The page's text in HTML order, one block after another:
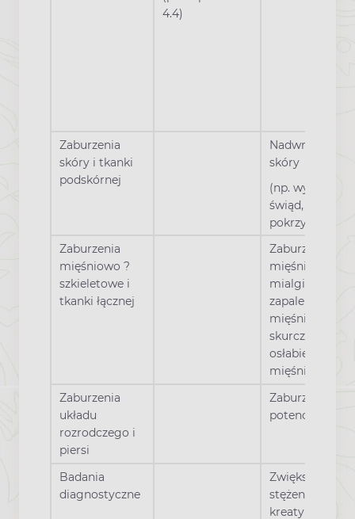
4.4)
Zaburzenia
skóry i tkanki
podskórnej
Nadwrażliwość
skóry
(np. wysypka,
świąd,
pokrzywka)
Zaburzenia
mięśniowo ?
szkieletowe i
tkanki łącznej
Zaburzenia
mięśni (np.
mialgie,
zapalenie
mięśni,
skurcze i
osłabienie
mięśni)
Zaburzenia
układu
rozrodczego i
piersi
Zaburzenia
potencji
Badania
diagnostyczne
Zwiększenie
stężenia
kreatyniny we